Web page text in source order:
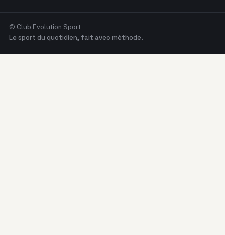
© Club Evolution Sport
Le sport du quotidien, fait avec méthode.